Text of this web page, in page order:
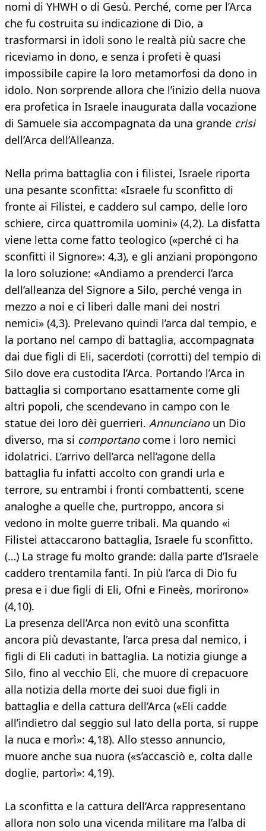
nomi di YHWH o di Gesù. Perché, come per l’Arca
che fu costruita su indicazione di Dio, a
trasformarsi in idoli sono le realtà più sacre che
riceviamo in dono, e senza i profeti è quasi
impossibile capire la loro metamorfosi da dono in
idolo. Non sorprende allora che l’inizio della nuova
era profetica in Israele inaugurata dalla vocazione
di Samuele sia accompagnata da una grande crisi
dell’Arca dell’Alleanza.
Nella prima battaglia con i filistei, Israele riporta
una pesante sconfitta: «Israele fu sconfitto di
fronte ai Filistei, e caddero sul campo, delle loro
schiere, circa quattromila uomini» (4,2). La disfatta
viene letta come fatto teologico («perché ci ha
sconfitti il Signore»: 4,3), e gli anziani propongono
la loro soluzione: «Andiamo a prenderci l’arca
dell’alleanza del Signore a Silo, perché venga in
mezzo a noi e ci liberi dalle mani dei nostri
nemici» (4,3). Prelevano quindi l’arca dal tempio, e
la portano nel campo di battaglia, accompagnata
dai due figli di Eli, sacerdoti (corrotti) del tempio di
Silo dove era custodita l’Arca. Portando l’Arca in
battaglia si comportano esattamente come gli
altri popoli, che scendevano in campo con le
statue dei loro dèi guerrieri. Annuncianoun Dio
diverso, ma si comportanocome i loro nemici
idolatrici. L’arrivo dell’arca nell’agone della
battaglia fu infatti accolto con grandi urla e
terrore, su entrambi i fronti combattenti, scene
analoghe a quelle che, purtroppo, ancora si
vedono in molte guerre tribali. Ma quando «i
Filistei attaccarono battaglia, Israele fu sconfitto.
(…) La strage fu molto grande: dalla parte d’Israele
caddero trentamila fanti. In più l’arca di Dio fu
presa e i due figli di Eli, Ofni e Fineès, morirono»
(4,10).
La presenza dell’Arca non evitò una sconfitta
ancora più devastante, l’arca presa dal nemico, i
figli di Eli caduti in battaglia. La notizia giunge a
Silo, fino al vecchio Eli, che muore di crepacuore
alla notizia della morte dei suoi due figli in
battaglia e della cattura dell’Arca («Eli cadde
all’indietro dal seggio sul lato della porta, si ruppe
la nuca e morì»: 4,18). Allo stesso annuncio,
muore anche sua nuora («s’accasciò e, colta dalle
doglie, partorì»: 4,19).
La sconfitta e la cattura dell’Arca rappresentano
allora non solo una vicenda militare ma l’alba di